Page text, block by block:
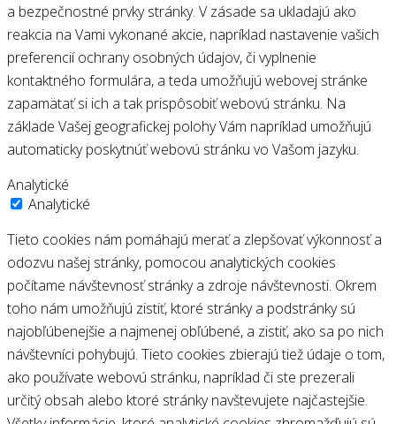
a bezpečnostné prvky stránky. V zásade sa ukladajú ako
reakcia na Vami vykonané akcie, napríklad nastavenie vašich
preferencií ochrany osobných údajov, či vyplnenie
kontaktného formulára, a teda umožňujú webovej stránke
zapamätať si ich a tak prispôsobiť webovú stránku. Na
základe Vašej geografickej polohy Vám napríklad umožňujú
automaticky poskytnúť webovú stránku vo Vašom jazyku.
Analytické
Analytické
Tieto cookies nám pomáhajú merať a zlepšovať výkonnosť a
odozvu našej stránky, pomocou analytických cookies
počítame návštevnosť stránky a zdroje návštevnosti. Okrem
toho nám umožňujú zistiť, ktoré stránky a podstránky sú
najobľúbenejšie a najmenej obľúbené, a zistiť, ako sa po nich
návštevníci pohybujú. Tieto cookies zbierajú tiež údaje o tom,
ako používate webovú stránku, napríklad či ste prezerali
určitý obsah alebo ktoré stránky navštevujete najčastejšie.